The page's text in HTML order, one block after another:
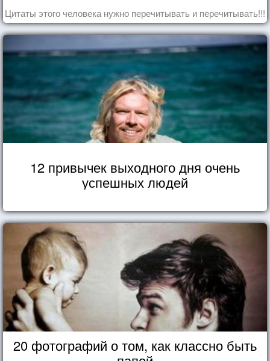
Цитаты этого человека нужно перечитывать и перечитывать!!!
12 привычек выходного дня очень
успешных людей
20 фотографий о том, как классно быть